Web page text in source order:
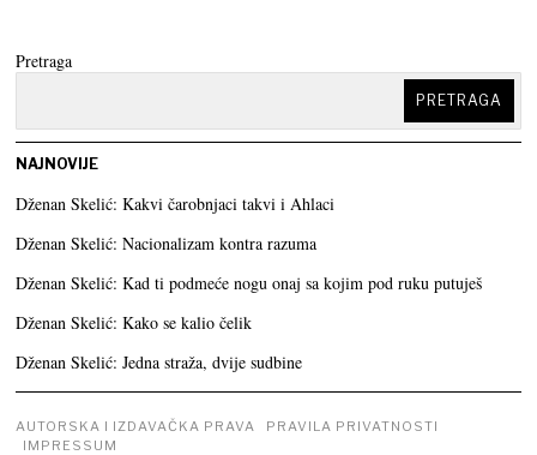
Pretraga
PRETRAGA
NAJNOVIJE
Dženan Skelić: Kakvi čarobnjaci takvi i Ahlaci
Dženan Skelić: Nacionalizam kontra razuma
Dženan Skelić: Kad ti podmeće nogu onaj sa kojim pod ruku putuješ
Dženan Skelić: Kako se kalio čelik
Dženan Skelić: Jedna straža, dvije sudbine
AUTORSKA I IZDAVAČKA PRAVA
PRAVILA PRIVATNOSTI
IMPRESSUM